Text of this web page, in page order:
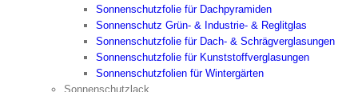
Sonnenschutzfolie für Dachpyramiden
Sonnenschutz Grün- & Industrie- & Reglitglas
Sonnenschutzfolie für Dach- & Schrägverglasungen
Sonnenschutzfolie für Kunststoffverglasungen
Sonnenschutzfolien für Wintergärten
Sonnenschutzlack